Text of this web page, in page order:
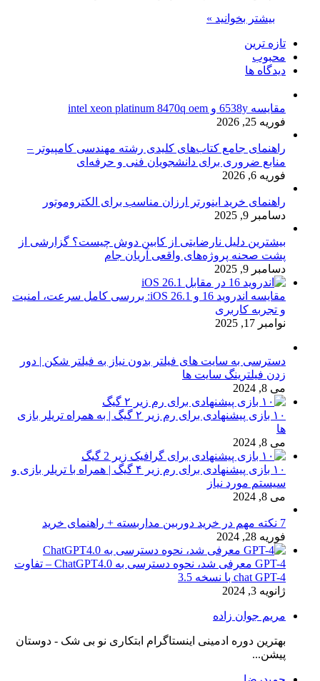
بیشتر بخوانید »
تازه ترین
محبوب
دیدگاه ها
مقایسه 6538y و intel xeon platinum 8470q oem
فوریه 25, 2026
راهنمای جامع کتاب‌های کلیدی رشته مهندسی کامپیوتر –
منابع ضروری برای دانشجویان فنی و حرفه‌ای
فوریه 6, 2026
راهنمای خرید اینورتر ارزان مناسب برای الکتروموتور
دسامبر 9, 2025
بیشترین دلیل نارضایتی از کابین دوش چیست؟ گزارشی از
پشت صحنه پروژه‌های واقعی آریان جام
دسامبر 9, 2025
مقایسه اندروید 16 و iOS 26.1: بررسی کامل سرعت، امنیت
و تجربه کاربری
نوامبر 17, 2025
دسترسی به سایت های فیلتر بدون نیاز به فیلتر شکن | دور
زدن فیلترینگ سایت ها
می 8, 2024
۱۰ بازی پیشنهادی برای رم زیر ۲ گیگ | به همراه تریلر بازی
ها
می 8, 2024
۱۰ بازی پیشنهادی برای رم زیر ۴ گیگ | همراه با تریلر بازی و
سیستم مورد نیاز
می 8, 2024
7 نکته مهم در خرید دوربین مداربسته + راهنمای خرید
فوریه 28, 2024
GPT-4 معرفی شد، نحوه دسترسی به ChatGPT4.0 – تفاوت
chat GPT-4 با نسخه 3.5
ژانویه 3, 2024
مریم جوان زاده
بهترین دوره ادمینی اینستاگرام ابتکاری نو بی شک - دوستان
پیشن...